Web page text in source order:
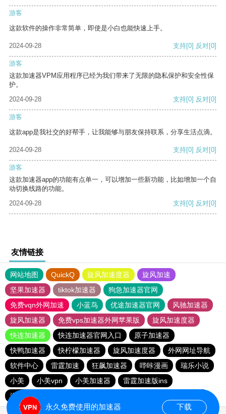
游客
这款软件的操作非常简单，即使是小白也能快速上手。
2024-09-28 支持[0] 反对[0]
游客
这款加速器VPM应用程序已经为我们带来了无限的隐私保护和安全性保
护。
2024-09-28
支持[0] 反对[0]
游客
这款app是我社交的好帮手，让我能够与朋友保持联系，分享生活点滴。
2024-09-28 支持[0] 反对[0]
游客
这款加速器app的功能有点单一，可以增加一些新功能，比如增加一个自
动切换线路的功能。
2024-09-28
支持[0] 反对[0]
友情链接
网站地图 QuickQ 旋风加速度器
旋风加速
坚果加速器
tiktok加速器
狗急加速器官网
免费vqn外网加速
小蓝鸟 优途加速器官网
风驰加速器
旋风加速器
免费vps加速器外网苹果版
旋风加速度器
快连加速器
快连加速器官网入口
原子加速器
快鸭加速器
快柠檬加速器 旋风加速度器
外网网址导航
软件中心
雷霆加速 狂飙加速器 哔咔漫画
瑞乐小说
小美
小美vpn 小美加速器
雷霆加速版ins
海鸥加速器下载
永久免费使用的加速器 下载